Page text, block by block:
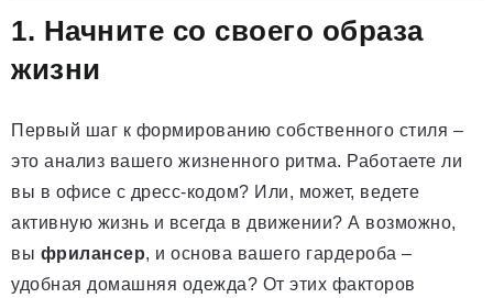
1. Начните со своего образа
жизни
Первый шаг к формированию собственного стиля –
это анализ вашего жизненного ритма. Работаете ли
вы в офисе с дресс-кодом? Или, может, ведете
активную жизнь и всегда в движении? А возможно,
вы фрилансер, и основа вашего гардероба –
удобная домашняя одежда? От этих факторов